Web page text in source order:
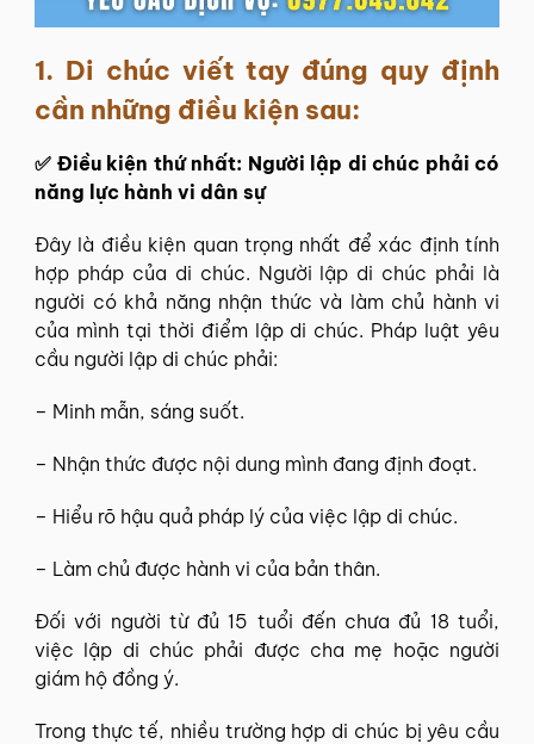
1. Di chúc viết tay đúng quy định
cần những điều kiện sau:
✅ Điều kiện thứ nhất: Người lập di chúc phải có
năng lực hành vi dân sự
Đây là điều kiện quan trọng nhất để xác định tính
hợp pháp của di chúc. Người lập di chúc phải là
người có khả năng nhận thức và làm chủ hành vi
của mình tại thời điểm lập di chúc. Pháp luật yêu
cầu người lập di chúc phải:
– Minh mẫn, sáng suốt.
– Nhận thức được nội dung mình đang định đoạt.
– Hiểu rõ hậu quả pháp lý của việc lập di chúc.
– Làm chủ được hành vi của bản thân.
Đối với người từ đủ 15 tuổi đến chưa đủ 18 tuổi,
việc lập di chúc phải được cha mẹ hoặc người
giám hộ đồng ý.
Trong thực tế, nhiều trường hợp di chúc bị yêu cầu